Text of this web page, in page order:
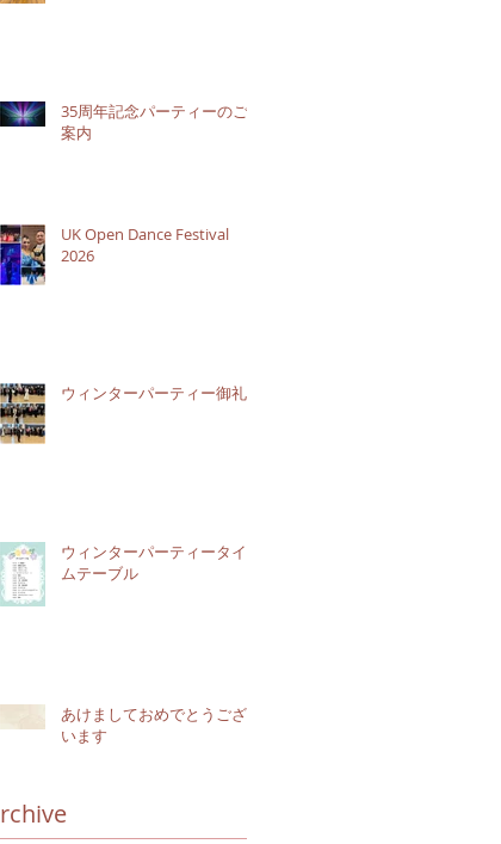
35周年記念パーティーのご
案内
UK Open Dance Festival
2026
ウィンターパーティー御礼
ウィンターパーティータイ
ムテーブル
あけましておめでとうござ
います